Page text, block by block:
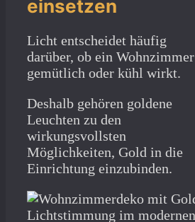
einsetzen
Licht entscheidet häufig
darüber, ob ein Wohnzimmer
gemütlich oder kühl wirkt.
Deshalb gehören goldene
Leuchten zu den
wirkungsvollsten
Möglichkeiten, Gold in die
Einrichtung einzubinden.